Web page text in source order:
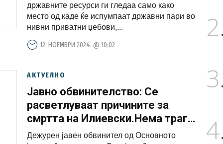
клиника
државните ресурси ги гледаа само како
место од каде ќе испумпаат државни пари во
нивни приватни џебови,...
12. НОЕМВРИ 2024. @ 10:02
АКТУЕЛНО
Јавно обвинителство: Се
расветлуваат причините за
смртта на Илиевски.Нема траги
на насилство
Дежурен јавен обвинител од Основното
2
3
4